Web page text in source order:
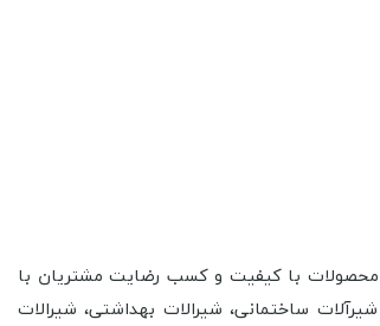
با کیفیت و کسب رضایت مشتریان با
ساختمانی، شیرالات بهداشتی، شیرالات